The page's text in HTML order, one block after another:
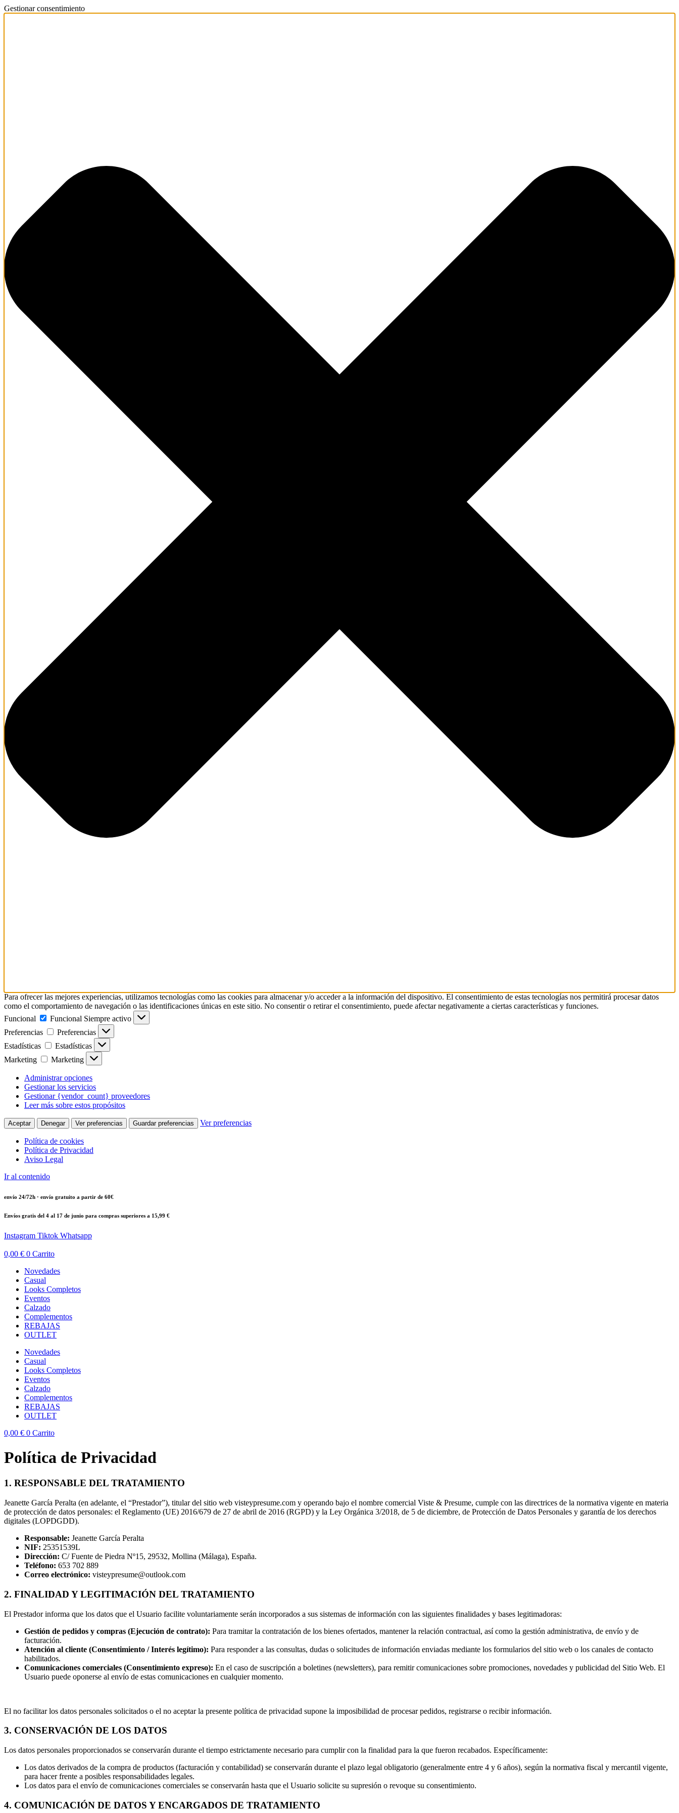
Gestionar consentimiento
Para ofrecer las mejores experiencias, utilizamos tecnologías como las cookies para almacenar y/o acceder a la información del dispositivo. El consentimiento de estas tecnologías nos permitirá procesar datos
como el comportamiento de navegación o las identificaciones únicas en este sitio. No consentir o retirar el consentimiento, puede afectar negativamente a ciertas características y funciones.
Funcional
Funcional Siempre activo
Preferencias
Preferencias
Estadísticas
Estadísticas
Marketing
Marketing
Administrar opciones
Gestionar los servicios
Gestionar {vendor_count} proveedores
Leer más sobre estos propósitos
Aceptar Denegar Ver preferencias Guardar preferencias Ver preferencias
Política de cookies
Política de Privacidad
Aviso Legal
Ir al contenido
envío 24/72h · envío gratuito a partir de 60€
Envíos gratis del 4 al 17 de junio para compras superiores a 15,99 €
Instagram Tiktok Whatsapp
0,00 € 0 Carrito
Novedades
Casual
Looks Completos
Eventos
Calzado
Complementos
REBAJAS
OUTLET
Novedades
Casual
Looks Completos
Eventos
Calzado
Complementos
REBAJAS
OUTLET
0,00 € 0 Carrito
Política de Privacidad
1. RESPONSABLE DEL TRATAMIENTO
Jeanette García Peralta (en adelante, el “Prestador”), titular del sitio web visteypresume.com y operando bajo el nombre comercial Viste & Presume, cumple con las directrices de la normativa vigente en materia
de protección de datos personales: el Reglamento (UE) 2016/679 de 27 de abril de 2016 (RGPD) y la Ley Orgánica 3/2018, de 5 de diciembre, de Protección de Datos Personales y garantía de los derechos
digitales (LOPDGDD).
Responsable: Jeanette García Peralta
NIF: 25351539L
Dirección: C/ Fuente de Piedra Nº15, 29532, Mollina (Málaga), España.
Teléfono: 653 702 889
Correo electrónico: visteypresume@outlook.com
2. FINALIDAD Y LEGITIMACIÓN DEL TRATAMIENTO
El Prestador informa que los datos que el Usuario facilite voluntariamente serán incorporados a sus sistemas de información con las siguientes finalidades y bases legitimadoras:
Gestión de pedidos y compras (Ejecución de contrato): Para tramitar la contratación de los bienes ofertados, mantener la relación contractual, así como la gestión administrativa, de envío y de
facturación.
Atención al cliente (Consentimiento / Interés legítimo): Para responder a las consultas, dudas o solicitudes de información enviadas mediante los formularios del sitio web o los canales de contacto
habilitados.
Comunicaciones comerciales (Consentimiento expreso): En el caso de suscripción a boletines (newsletters), para remitir comunicaciones sobre promociones, novedades y publicidad del Sitio Web. El
Usuario puede oponerse al envío de estas comunicaciones en cualquier momento.
El no facilitar los datos personales solicitados o el no aceptar la presente política de privacidad supone la imposibilidad de procesar pedidos, registrarse o recibir información.
3. CONSERVACIÓN DE LOS DATOS
Los datos personales proporcionados se conservarán durante el tiempo estrictamente necesario para cumplir con la finalidad para la que fueron recabados. Específicamente:
Los datos derivados de la compra de productos (facturación y contabilidad) se conservarán durante el plazo legal obligatorio (generalmente entre 4 y 6 años), según la normativa fiscal y mercantil vigente,
para hacer frente a posibles responsabilidades legales.
Los datos para el envío de comunicaciones comerciales se conservarán hasta que el Usuario solicite su supresión o revoque su consentimiento.
4. COMUNICACIÓN DE DATOS Y ENCARGADOS DE TRATAMIENTO